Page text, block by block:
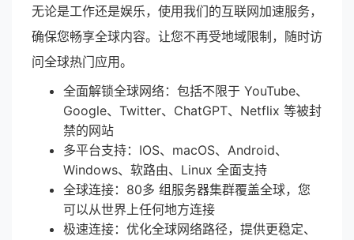
无论是工作还是娱乐，使用我们的互联网加速服务，
确保您畅享全球内容。让您不再受地域限制，随时访
问全球热门应用。
全面解锁全球网络：包括不限于 YouTube、
Google、Twitter、ChatGPT、Netflix 等被封
禁的网站
多平台支持：IOS、macOS、Android、
Windows、软路由、Linux 全面支持
全球连接：80多 组服务器集群覆盖全球，您
可以从世界上任何地方连接
极速连接：优化全球网络路径，提供更稳定、